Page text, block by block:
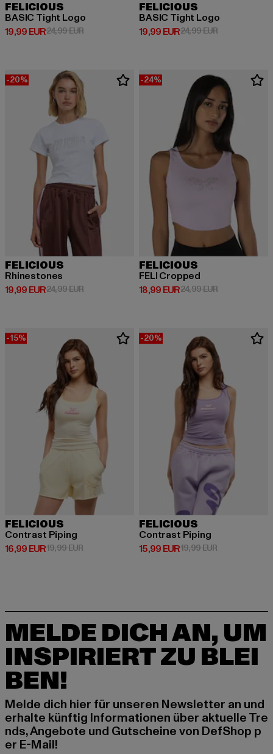
FELICIOUS
BASIC Tight Logo
19,99 EUR
Derzeitiger Preis: 19,99 EUR
24,99 EURAktionspreis: 24,99 EUR
FELICIOUS
BASIC Tight Logo
19,99 EUR
Derzeitiger Preis: 19,99 EUR
24,99 EURAktionspreis:
-20%
FELICIOUS
Rhinestones
19,99 EUR
Derzeitiger Preis: 19,99 EUR
24,99 EURAktionspreis: 24,99 EUR
-24%
FELICIOUS
FELI Cropped
18,99 EUR
Derzeitiger Preis: 18,99 EUR
24,99 EURAktionspreis:
-15%
FELICIOUS
Contrast Piping
16,99 EUR
Derzeitiger Preis: 16,99 EUR
19,99 EURAktionspreis: 19,99 EUR
-20%
FELICIOUS
Contrast Piping
15,99 EUR
Derzeitiger Preis: 15,99 EUR
19,99 EURAktionspreis:
MELDE DICH AN, UM
INSPIRIERT ZU BLEI
BEN!
Melde dich hier für unseren Newsletter an und
erhalte künftig Informationen über aktuelle Tre
nds, Angebote und Gutscheine von DefShop p
er E-Mail!